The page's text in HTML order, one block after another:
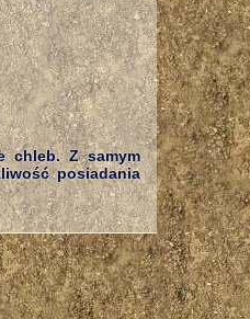
chleb. Z samym
posiadania